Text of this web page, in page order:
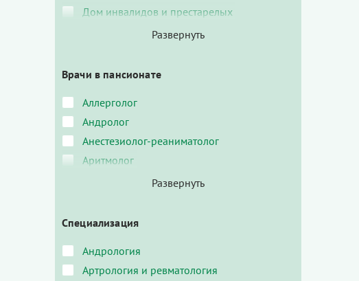
Дом инвалидов и престарелых
Врачи в пансионате
Аллерголог
Андролог
Анестезиолог-реаниматолог
Аритмолог
Специализация
Андрология
Артрология и ревматология